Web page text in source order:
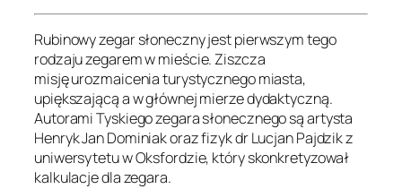
Rubinowy zegar słoneczny jest pierwszym tego
rodzaju zegarem w mieście. Ziszcza
misję urozmaicenia turystycznego miasta,
upiększającą a w głównej mierze dydaktyczną.
Autorami Tyskiego zegara słonecznego są artysta
Henryk Jan Dominiak oraz fizyk dr Lucjan Pajdzik z
uniwersytetu w Oksfordzie, który skonkretyzował
kalkulacje dla zegara.